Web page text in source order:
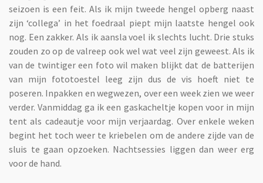
seizoen is een feit. Als ik mijn tweede hengel opberg naast
zijn ‘collega’ in het foedraal piept mijn laatste hengel ook
nog. Een zakker. Als ik aansla voel ik slechts lucht. Drie stuks
zouden zo op de valreep ook wel wat veel zijn geweest. Als ik
van de twintiger een foto wil maken blijkt dat de batterijen
van mijn fototoestel leeg zijn dus de vis hoeft niet te
poseren. Inpakken en wegwezen, over een week zien we weer
verder. Vanmiddag ga ik een gaskacheltje kopen voor in mijn
tent als cadeautje voor mijn verjaardag. Over enkele weken
begint het toch weer te kriebelen om de andere zijde van de
sluis te gaan opzoeken. Nachtsessies liggen dan weer erg
voor de hand.